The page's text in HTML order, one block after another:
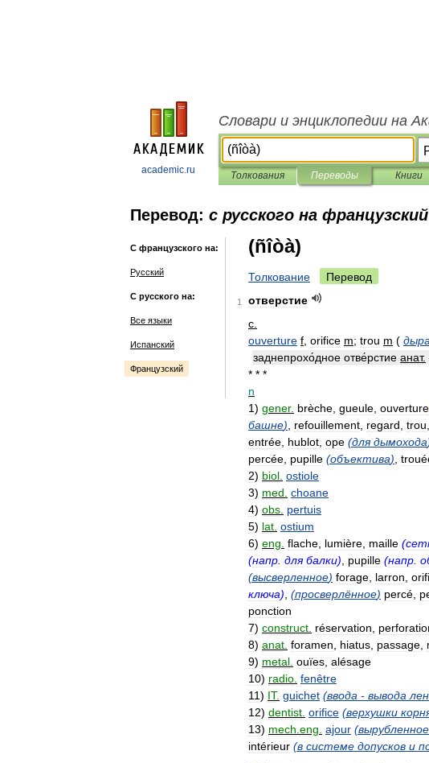
academic.ru
Словари и энциклопедии на
Толкования Переводы Книги
Перевод: с русского на французский
С французского на:
Русский
С русского на:
Все языки
Испанский
Французский
(ñîòà)
Толкование Перевод
1
отверстие
с
ouverture f orifice m; trou m ( дыра
заднепрохо́дное отве́рстие анат.
* * *
n
1) gener. brèche gueule ouverture
башне) refouillement regard trou
entrée hublot ope (для дымохода
percée pupille (объектива)
2) biol ostiole
3) med choane
4) obs pertuis
5) lat ostium
6) eng flache lumière maille (
(напр для балки) pupille (напр
(высверленное) forage larron
ключа) (просверлённое) percé
ponction
7) construct réservation
8) anat foramen hiatus passage
9) metal ouïes alésage
10) radio fenêtre
11) IT. guichet (ввода - вывода
12) dentist orifice (верхушки
13) mech eng ajour (вырубленное
intérieur (в системе допусков и